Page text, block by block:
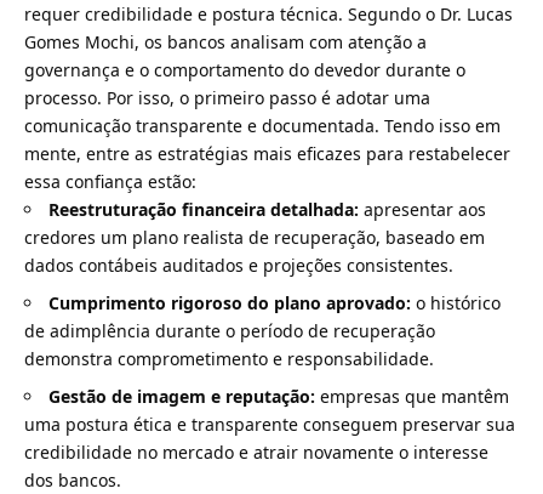
requer credibilidade e postura técnica. Segundo o Dr. Lucas
Gomes Mochi, os bancos analisam com atenção a
governança e o comportamento do devedor durante o
processo. Por isso, o primeiro passo é adotar uma
comunicação transparente e documentada. Tendo isso em
mente, entre as estratégias mais eficazes para restabelecer
essa confiança estão:
Reestruturação financeira detalhada: apresentar aos
credores um plano realista de recuperação, baseado em
dados contábeis auditados e projeções consistentes.
Cumprimento rigoroso do plano aprovado: o histórico
de adimplência durante o período de recuperação
demonstra comprometimento e responsabilidade.
Gestão de imagem e reputação: empresas que mantêm
uma postura ética e transparente conseguem preservar sua
credibilidade no mercado e atrair novamente o interesse
dos bancos.